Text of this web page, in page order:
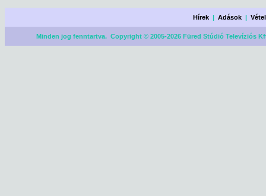
Hírek |Adások |
Minden jog fenntartva. Copyright © 2005-2026 Füred Stúdió Televíziós